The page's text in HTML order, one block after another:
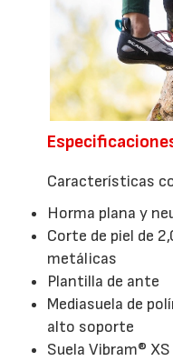
Características
Horma plana y
Corte de piel de
metálicas
Plantilla de ante
Mediasuela de
alto soporte
Suela Vibram®